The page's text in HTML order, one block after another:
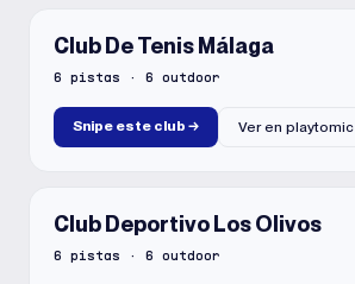
Club De Tenis Málaga
6 pistas · 6 outdoor
Snipe este club → Ver en playtomic
Club Deportivo Los Olivos
6 pistas · 6 outdoor